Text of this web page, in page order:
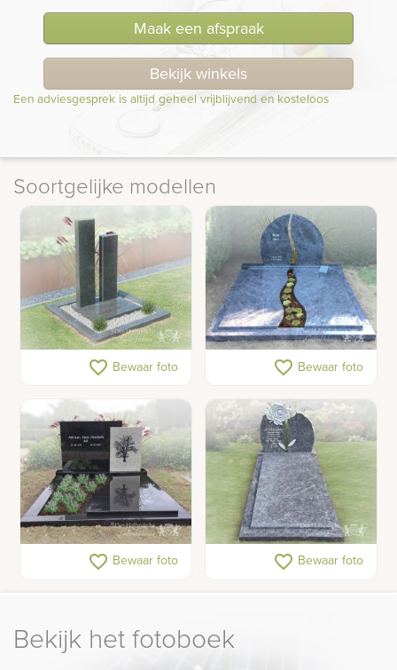
Maak een afspraak
Bekijk winkels
Een adviesgesprek is altijd geheel vrijblijvend en kosteloos
Soortgelijke modellen
Kort grafmonument met
favorite_border Bewaar foto
Familiegraf ronde
lettersteenfavorite_border Bewaar foto
Dubbel grafmonument
favorite_border Bewaar foto
Grafmonument met
uitgehakte bloem
favorite_border Bewaar foto
Bekijk het fotoboek